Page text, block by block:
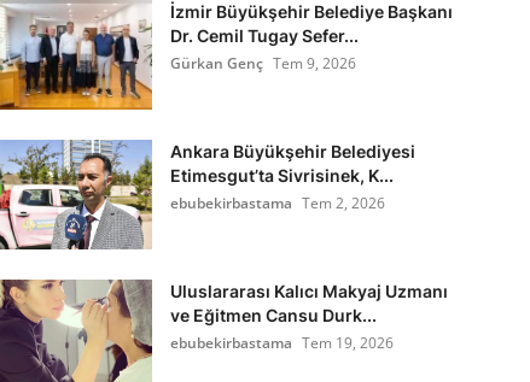
İzmir Büyükşehir Belediye Başkanı
Dr. Cemil Tugay Sefer...
Gürkan Genç Tem 9, 2026
Ankara Büyükşehir Belediyesi
Etimesgut’ta Sivrisinek, K...
ebubekirbastama Tem 2, 2026
Uluslararası Kalıcı Makyaj Uzmanı
ve Eğitmen Cansu Durk...
ebubekirbastama Tem 19, 2026